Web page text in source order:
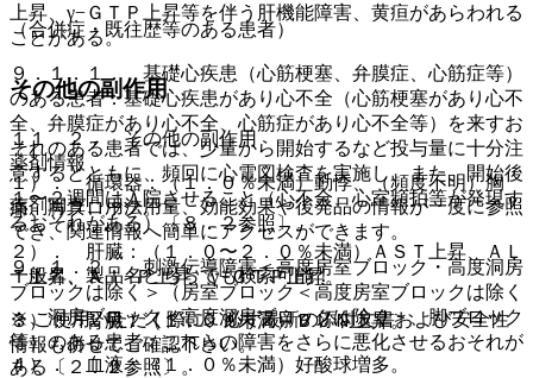
（合併症・既往歴等のある患者）
９．１．１． 基礎心疾患（心筋梗塞、弁膜症、心筋症等）
のある患者：基礎心疾患があり心不全（心筋梗塞があり心不
全、弁膜症があり心不全、心筋症があり心不全等）を来すお
それのある患者では、少量から開始するなど投与量に十分注
意するとともに、頻回に心電図検査を実施し、また、開始後
１〜２週間は入院させること（心不全、心室頻拍等が発現す
るおそれがある）〔８．２参照〕。
９．１．２． 刺激伝導障害＜高度房室ブロック・高度洞房
ブロックは除く＞（房室ブロック＜高度房室ブロックは除く
＞、洞房ブロック＜高度洞房ブロックは除く＞、脚ブロック
等）のある患者：これらの障害をさらに悪化させるおそれが
ある〔２．２参照〕。
上昇、γ−ＧＴＰ上昇等を伴う肝機能障害、黄疸があらわれる
ことがある。
その他の副作用
１１．２． その他の副作用
１）． 循環器：（１．０％未満）動悸、（頻度不明）胸
痛、脚ブロック。
２）． 肝臓：（１．０〜２．０％未満）ＡＳＴ上昇、ＡＬ
Ｔ上昇、Ａｌ−Ｐ上昇、γ−ＧＴＰ上昇。
３）． 腎臓：（１．０％未満）ＢＵＮ上昇。
４）． 血液：（１．０％未満）好酸球増多。
薬剤情報
薬剤写真、用法用量、効能効果や後発品の情報が一度に参照
でき、関連情報へ簡単にアクセスができます。
一般名、製品名どちらでも検索可能！
※ ご使用いただく際に、必ず最新の添付文書および安全性
情報も併せてご確認下さい。